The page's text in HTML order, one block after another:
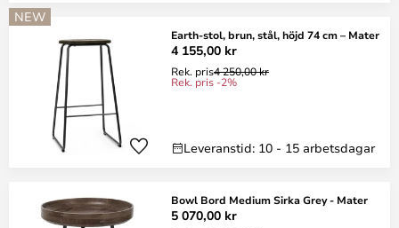
NEW
Earth-stol, brun, stål, höjd 74 cm – Mater
4 155,00 kr
Rek. pris4 250,00 kr
Rek. pris -2%
Leveranstid: 10 - 15 arbetsdagar
Bowl Bord Medium Sirka Grey - Mater
5 070,00 kr